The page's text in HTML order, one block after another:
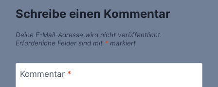
Schreibe einen Kommentar
Deine E-Mail-Adresse wird nicht veröffentlicht.
Erforderliche Felder sind mit * markiert
Kommentar *